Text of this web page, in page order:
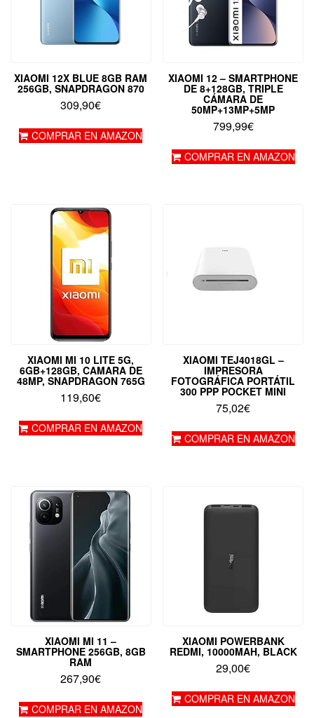
XIAOMI 12X BLUE 8GB RAM
256GB, SNAPDRAGON 870
309,90€
COMPRAR EN AMAZON
XIAOMI 12 – SMARTPHONE
DE 8+128GB, TRIPLE
CÁMARA DE
50MP+13MP+5MP
799,99€
COMPRAR EN AMAZON
XIAOMI MI 10 LITE 5G,
6GB+128GB, CAMARA DE
48MP, SNAPDRAGON 765G
119,60€
COMPRAR EN AMAZON
XIAOMI TEJ4018GL –
IMPRESORA
FOTOGRÁFICA PORTÁTIL
300 PPP POCKET MINI
75,02€
COMPRAR EN AMAZON
XIAOMI MI 11 –
SMARTPHONE 256GB, 8GB
RAM
267,90€
COMPRAR EN AMAZON
XIAOMI POWERBANK
REDMI, 10000MAH, BLACK
29,00€
COMPRAR EN AMAZON